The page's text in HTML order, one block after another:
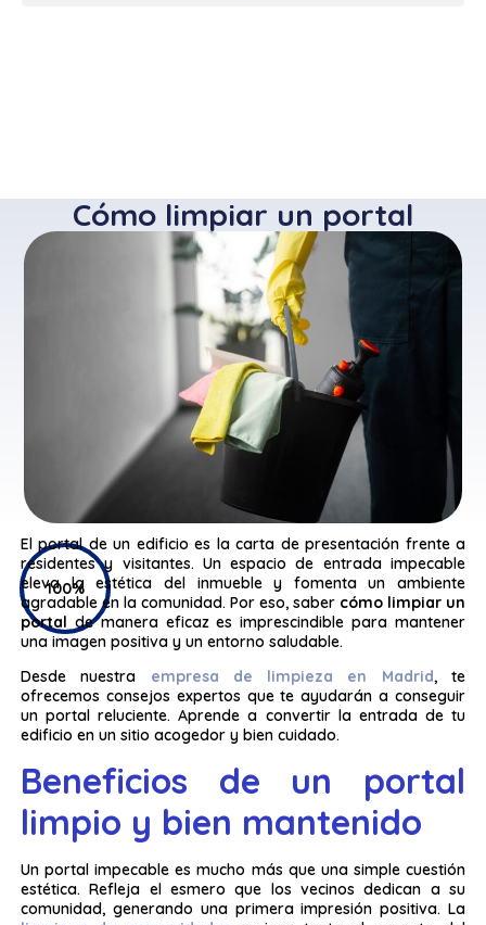
Cómo limpiar un portal
100%
El portal de un edificio es la carta de presentación frente a
residentes y visitantes. Un espacio de entrada impecable
eleva la estética del inmueble y fomenta un ambiente
agradable en la comunidad. Por eso, saber cómo limpiar un
portal de manera eficaz es imprescindible para mantener
una imagen positiva y un entorno saludable.
Desde nuestra empresa de limpieza en Madrid, te
ofrecemos consejos expertos que te ayudarán a conseguir
un portal reluciente. Aprende a convertir la entrada de tu
edificio en un sitio acogedor y bien cuidado.
Beneficios de un portal
limpio y bien mantenido
Un portal impecable es mucho más que una simple cuestión
estética. Refleja el esmero que los vecinos dedican a su
comunidad, generando una primera impresión positiva. La